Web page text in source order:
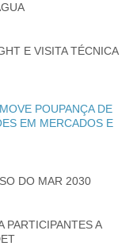
E VISITA TÉCNICA
POUPANÇA DE
EM MERCADOS E
DO MAR 2030
PARTICIPANTES A